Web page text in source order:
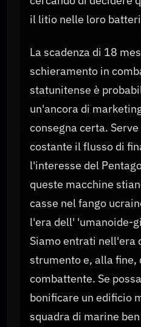
il litio nelle loro
La scadenza di 18
schieramento in
statunitense è
un'ancora di
consegna certa.
costante il flusso di
l'interesse del
queste macchine
casse nel fango
l'era dell' 'umanoide-
Siamo entrati nell'era
strumento e, alla
combattente. Se
bonificare un edificio
squadra di marine